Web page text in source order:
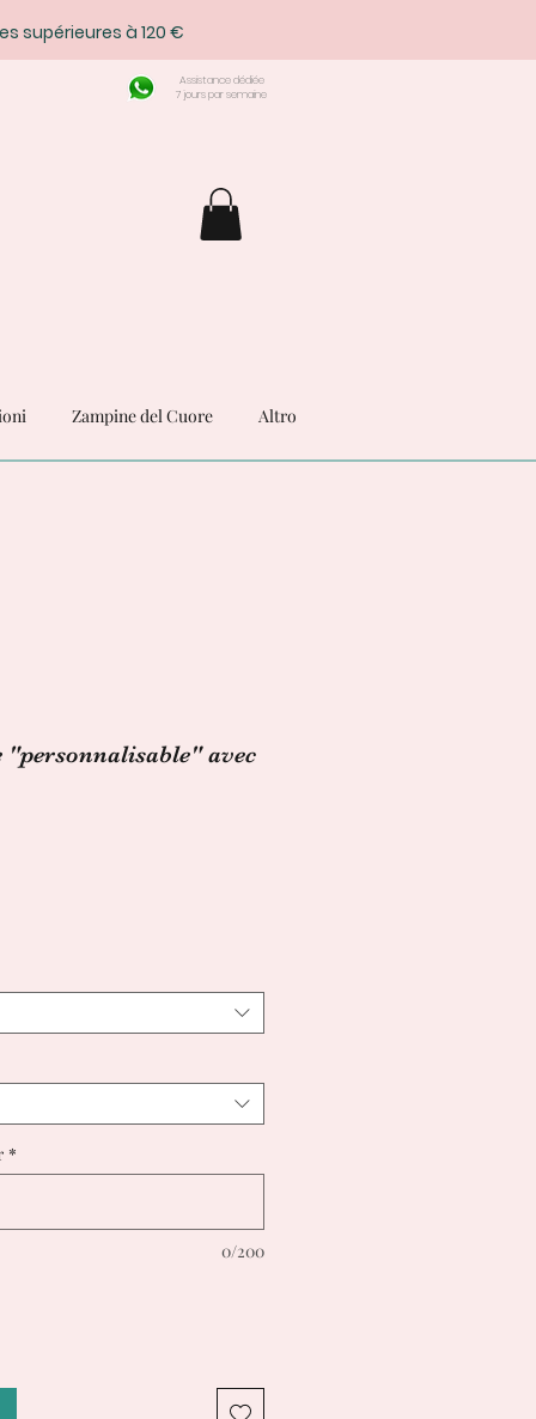
supérieures à 120 €
Assistance dédiée
7 jours par semaine
Zampine del Cuore Altro
"personnalisable" avec
*
0/200